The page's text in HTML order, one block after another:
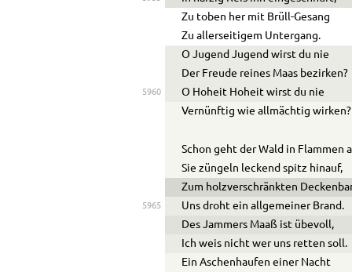
Zu toben her mit Brüll-Gesang
Zu allerseitigem Untergang.
O Jugend Jugend wirst du nie
Der Freude reines Maas bezirken?
5960
O Hoheit Hoheit wirst du nie
Vernünftig wie allmächtig wirken?
Schon geht der Wald in Flammen
Sie züngeln leckend spitz hinauf,
Zum holzverschränkten
5965
Uns droht ein allgemeiner Brand.
Des Jammers Maaß ist übevoll,
Ich weis nicht wer uns retten soll.
Ein Aschenhaufen einer Nacht